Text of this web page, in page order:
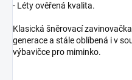
- Léty ověřená kvalita.
Klasická šněrovací
generace a stále oblíbená i v
výbavičce pro miminko.